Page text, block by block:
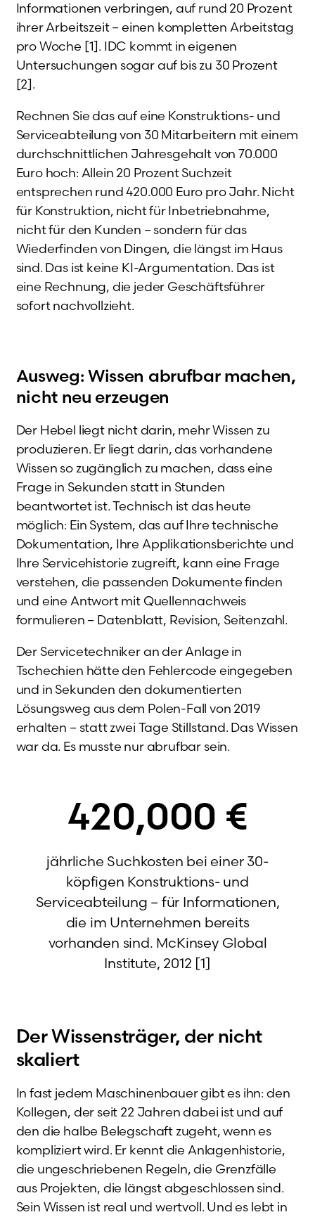
Informationen verbringen, auf rund 20 Prozent
ihrer Arbeitszeit – einen kompletten Arbeitstag
pro Woche [1]. IDC kommt in eigenen
Untersuchungen sogar auf bis zu 30 Prozent
[2].
Rechnen Sie das auf eine Konstruktions- und
Serviceabteilung von 30 Mitarbeitern mit einem
durchschnittlichen Jahresgehalt von 70.000
Euro hoch: Allein 20 Prozent Suchzeit
entsprechen rund 420.000 Euro pro Jahr. Nicht
für Konstruktion, nicht für Inbetriebnahme,
nicht für den Kunden – sondern für das
Wiederfinden von Dingen, die längst im Haus
sind. Das ist keine KI-Argumentation. Das ist
eine Rechnung, die jeder Geschäftsführer
sofort nachvollzieht.
Ausweg: Wissen abrufbar machen,
nicht neu erzeugen
Der Hebel liegt nicht darin, mehr Wissen zu
produzieren. Er liegt darin, das vorhandene
Wissen so zugänglich zu machen, dass eine
Frage in Sekunden statt in Stunden
beantwortet ist. Technisch ist das heute
möglich: Ein System, das auf Ihre technische
Dokumentation, Ihre Applikationsberichte und
Ihre Servicehistorie zugreift, kann eine Frage
verstehen, die passenden Dokumente finden
und eine Antwort mit Quellennachweis
formulieren – Datenblatt, Revision, Seitenzahl.
Der Servicetechniker an der Anlage in
Tschechien hätte den Fehlercode eingegeben
und in Sekunden den dokumentierten
Lösungsweg aus dem Polen-Fall von 2019
erhalten – statt zwei Tage Stillstand. Das Wissen
war da. Es musste nur abrufbar sein.
420,000 €
jährliche Suchkosten bei einer 30-
köpfigen Konstruktions- und
Serviceabteilung – für Informationen,
die im Unternehmen bereits
vorhanden sind. McKinsey Global
Institute, 2012 [1]
Der Wissensträger, der nicht
skaliert
In fast jedem Maschinenbauer gibt es ihn: den
Kollegen, der seit 22 Jahren dabei ist und auf
den die halbe Belegschaft zugeht, wenn es
kompliziert wird. Er kennt die Anlagenhistorie,
die ungeschriebenen Regeln, die Grenzfälle
aus Projekten, die längst abgeschlossen sind.
Sein Wissen ist real und wertvoll. Und es lebt in